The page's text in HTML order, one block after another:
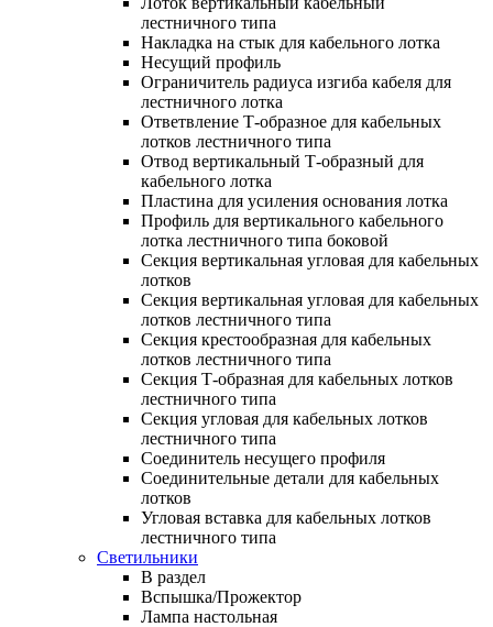
лестничного типа
Накладка на стык для кабельного лотка
Несущий профиль
Ограничитель радиуса изгиба кабеля для
лестничного лотка
Ответвление Т-образное для кабельных
лотков лестничного типа
Отвод вертикальный Т-образный для
кабельного лотка
Пластина для усиления основания лотка
Профиль для вертикального кабельного
лотка лестничного типа боковой
Секция вертикальная угловая для кабельных
лотков
Секция вертикальная угловая для кабельных
лотков лестничного типа
Секция крестообразная для кабельных
лотков лестничного типа
Секция Т-образная для кабельных лотков
лестничного типа
Секция угловая для кабельных лотков
лестничного типа
Соединитель несущего профиля
Соединительные детали для кабельных
лотков
Угловая вставка для кабельных лотков
лестничного типа
Светильники
В раздел
Вспышка/Прожектор
Лампа настольная